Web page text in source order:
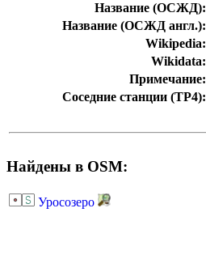
Название (ОСЖД):
Название (ОСЖД англ.):
Wikipedia:
Wikidata:
Примечание:
Соседние станции (ТР4):
Найдены в OSM:
Уросозеро